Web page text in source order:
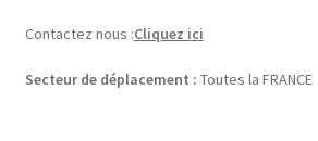
Contactez nous :Cliquez ici
Secteur de déplacement : Toutes la FRANCE